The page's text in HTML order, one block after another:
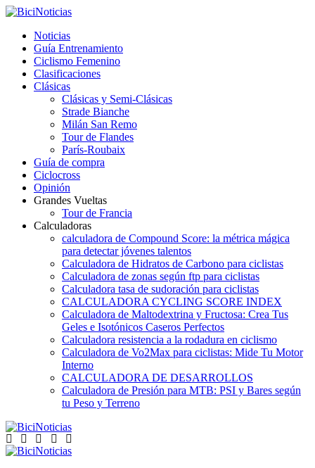
Noticias
Guía Entrenamiento
Ciclismo Femenino
Clasificaciones
Clásicas
Clásicas y Semi-Clásicas
Strade Bianche
Milán San Remo
Tour de Flandes
París-Roubaix
Guía de compra
Ciclocross
Opinión
Grandes Vueltas
Tour de Francia
Calculadoras
calculadora de Compound Score: la métrica mágica
para detectar jóvenes talentos
Calculadora de Hidratos de Carbono para ciclistas
Calculadora de zonas según ftp para ciclistas
Calculadora tasa de sudoración para ciclistas
CALCULADORA CYCLING SCORE INDEX
Calculadora de Maltodextrina y Fructosa: Crea Tus
Geles e Isotónicos Caseros Perfectos
Calculadora resistencia a la rodadura en ciclismo
Calculadora de Vo2Max para ciclistas: Mide Tu Motor
Interno
CALCULADORA DE DESARROLLOS
Calculadora de Presión para MTB: PSI y Bares según
tu Peso y Terreno